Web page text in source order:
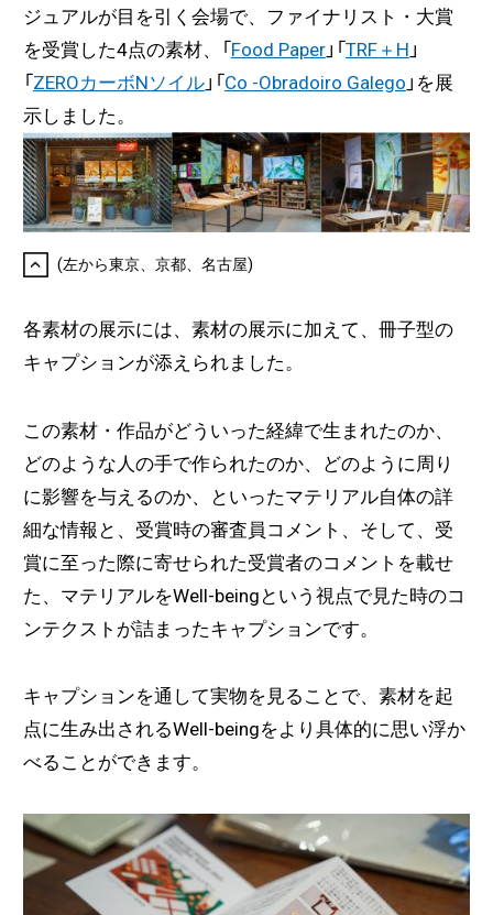
ジュアルが目を引く会場で、ファイナリスト・大賞
を受賞した4点の素材、「Food Paper」「TRF＋H 」
「ZEROカーボNソイル」「Co -Obradoiro Galego 」を展
示しました。
(左から東京、京都、名古屋)
各素材の展示には、素材の展示に加えて、冊子型の
キャプションが添えられました。
この素材・作品がどういった経緯で生まれたのか、
どのような人の手で作られたのか、どのように周り
に影響を与えるのか、といったマテリアル自体の詳
細な情報と、受賞時の審査員コメント、そして、受
賞に至った際に寄せられた受賞者のコメントを載せ
た、マテリアルをWell-beingという視点で見た時のコ
ンテクストが詰まったキャプションです。
キャプションを通して実物を見ることで、素材を起
点に生み出されるWell-beingをより具体的に思い浮か
べることができます。